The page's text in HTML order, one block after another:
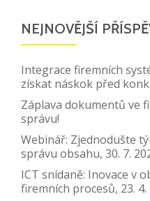
NEJNOVĚJŠÍ
Integrace firemních
získat náskok před
Záplava dokumentů ve
správu!
Webinář: Zjednodušte
správu obsahu, 30. 7.
ICT snídaně: Inovace v
firemních procesů, 23. 4.